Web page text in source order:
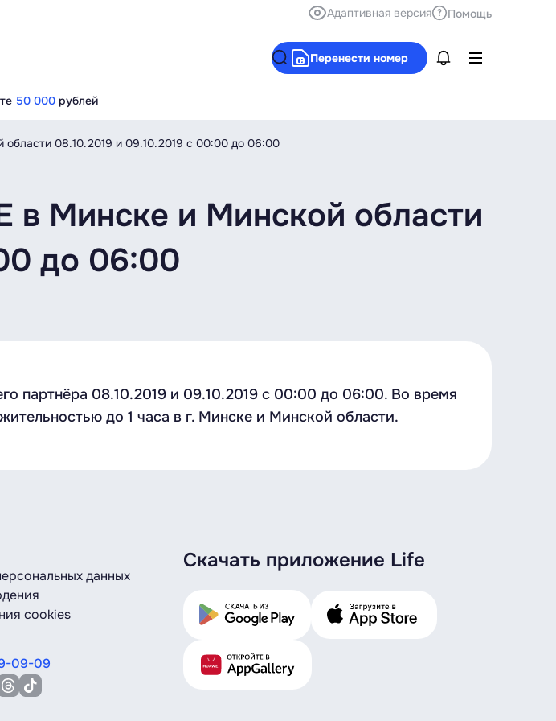
Адаптивная версия Помощь
Перенести номер
50 000 рублей
08.10.2019 и 09.10.2019 с 00:00 до 06:00
в Минске и Минской области
до 06:00
партнёра 08.10.2019 и 09.10.2019 с 00:00 до 06:00. Во время
до 1 часа в г. Минске и Минской области.
данных
cookies
09-09
Скачать приложение Life